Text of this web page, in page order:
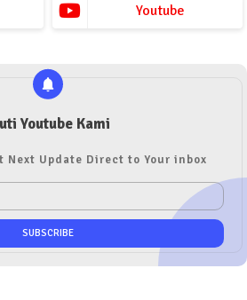
Youtube
Youtube Kami
Next Update Direct to Your inbox